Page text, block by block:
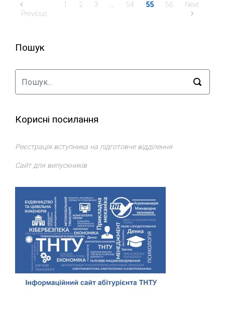
Previous
1 2 3 … 54 55 56 Next
Пошук
Корисні посилання
Реєстрація вступника на підготовче відділення
Сайт для випускників